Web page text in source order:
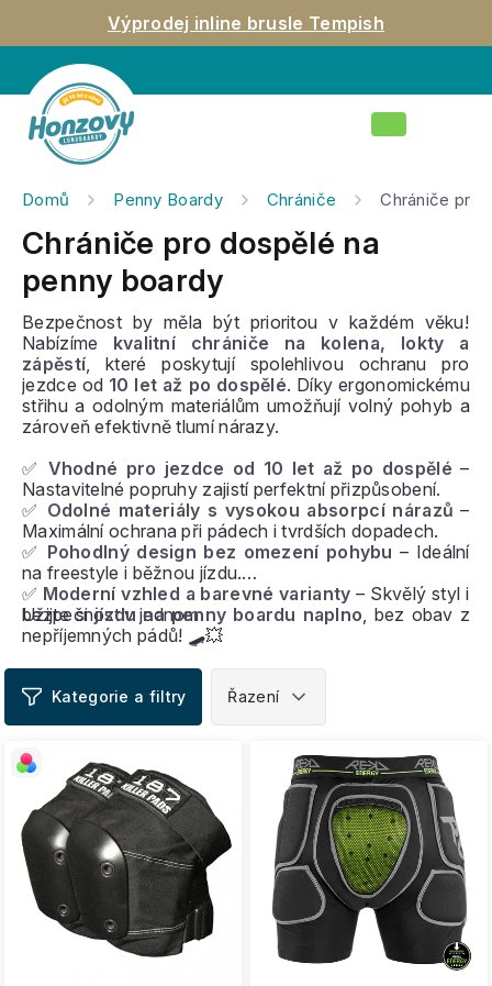
obsah
Výprodej inline brusle Tempish
Nákupní
Domů Penny Boardy Chrániče Chrániče pro
Chrániče pro dospělé na
penny boardy
Bezpečnost by měla být prioritou v každém věku!
Nabízíme kvalitní chrániče na kolena, lokty a
zápěstí, které poskytují spolehlivou ochranu pro
jezdce od 10 let až po dospělé. Díky ergonomickému
střihu a odolným materiálům umožňují volný pohyb a
zároveň efektivně tlumí nárazy.
✅ Vhodné pro jezdce od 10 let až po dospělé –
Nastavitelné popruhy zajistí perfektní přizpůsobení.
✅ Odolné materiály s vysokou absorpcí nárazů –
Maximální ochrana při pádech i tvrdších dopadech.
✅ Pohodlný design bez omezení pohybu – Ideální
na freestyle i běžnou jízdu.
✅ Moderní vzhled a barevné varianty – Skvělý styl i
bezpečnost v jednom.
Užijte sijízdu na penny boardu naplno, bez obav z
nepříjemných pádů! 🛹💥
ý
p
i
s
r
o
d
u